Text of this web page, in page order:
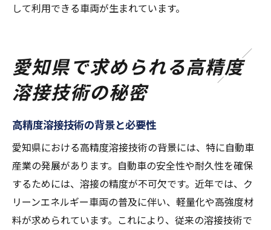
して利用できる車両が生まれています。
愛知県で求められる高精度
溶接技術の秘密
高精度溶接技術の背景と必要性
愛知県における高精度溶接技術の背景には、特に自動車
産業の発展があります。自動車の安全性や耐久性を確保
するためには、溶接の精度が不可欠です。近年では、ク
リーンエネルギー車両の普及に伴い、軽量化や高強度材
料が求められています。これにより、従来の溶接技術で